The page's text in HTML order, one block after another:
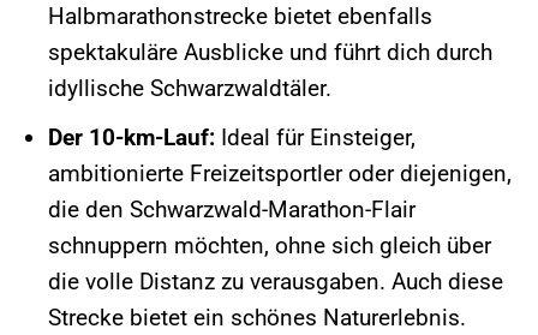
Halbmarathonstrecke bietet ebenfalls
spektakuläre Ausblicke und führt dich durch
idyllische Schwarzwaldtäler.
Der 10-km-Lauf:Ideal für Einsteiger,
ambitionierte Freizeitsportler oder diejenigen,
die den Schwarzwald-Marathon-Flair
schnuppern möchten, ohne sich gleich über
die volle Distanz zu verausgaben. Auch diese
Strecke bietet ein schönes Naturerlebnis.